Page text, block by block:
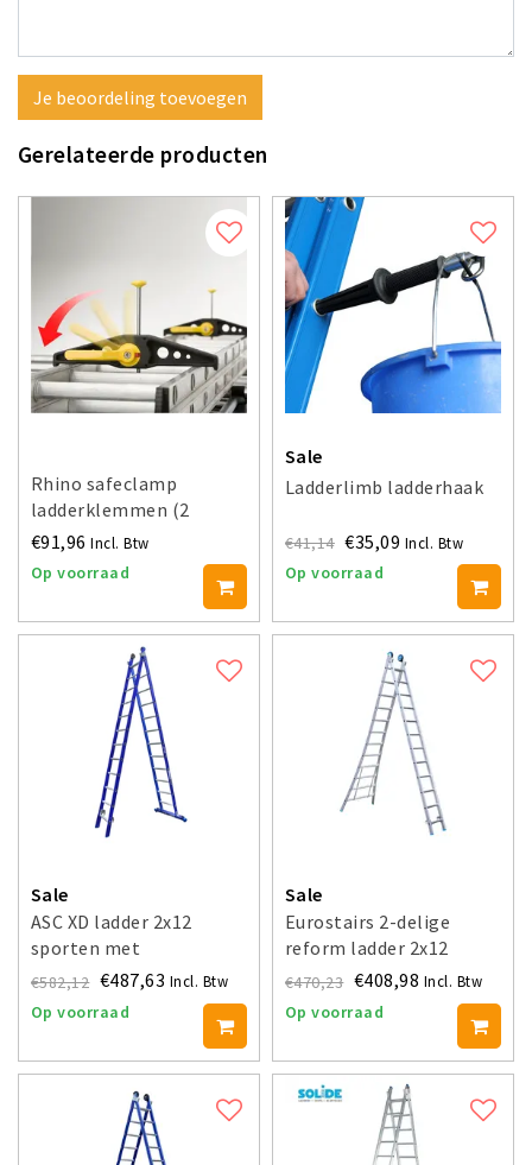
Je beoordeling toevoegen
Gerelateerde producten
Rhino safeclamp
ladderklemmen (2
stuks)
€91,96 Incl. Btw
Op voorraad
Sale
Ladderlimb ladderhaak
€41,14 €35,09 Incl. Btw
Op voorraad
Sale
ASC XD ladder 2x12
sporten met
stabilisatiebalk
€582,12 €487,63 Incl. Btw
Op voorraad
Sale
Eurostairs 2-delige
reform ladder 2x12
sporten
€470,23 €408,98 Incl. Btw
Op voorraad